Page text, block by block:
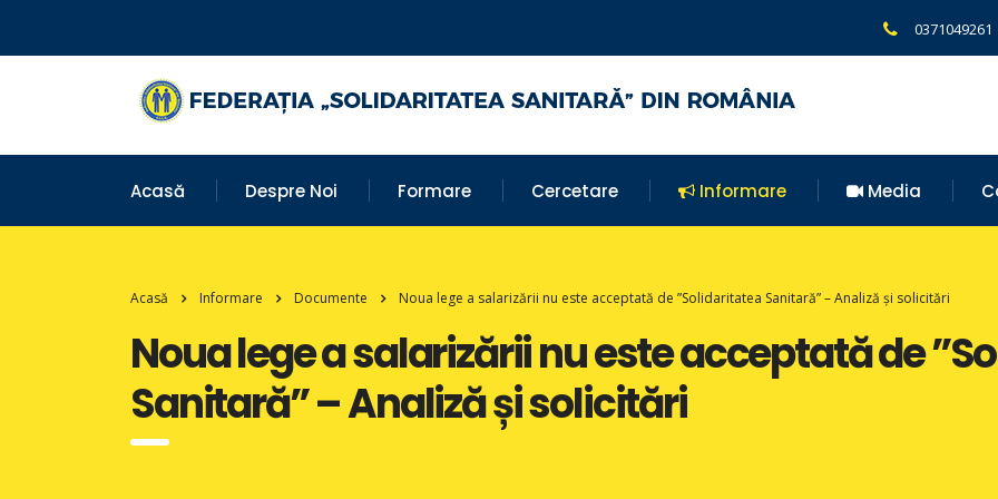
0371049261
Acasă Despre Noi Formare Cercetare Informare Media
Acasă Informare Documente Noua lege a salarizării nu este acceptată de ”Solidaritatea Sanitară” – Analiză și solicitări
Noua lege a salarizării nu este acceptată de
Sanitară” – Analiză și solicitări